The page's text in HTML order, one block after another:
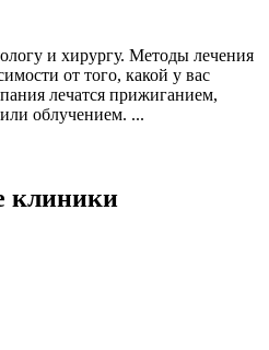
и хирургу. Методы лечения
от того, какой у вас
лечатся прижиганием,
облучением. ...
клиники